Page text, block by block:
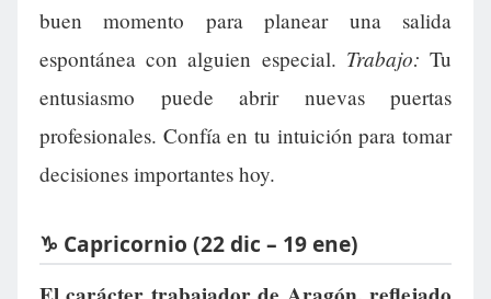
buen momento para planear una salida
espontánea con alguien especial. Trabajo: Tu
entusiasmo puede abrir nuevas puertas
profesionales. Confía en tu intuición para tomar
decisiones importantes hoy.
♑ Capricornio (22 dic – 19 ene)